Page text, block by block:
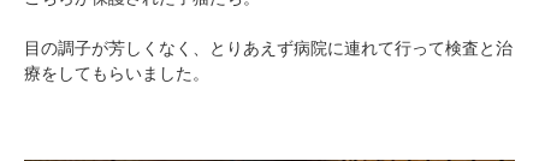
目の調子が芳しくなく、とりあえず病院に連れて行って検査と治
療をしてもらいました。